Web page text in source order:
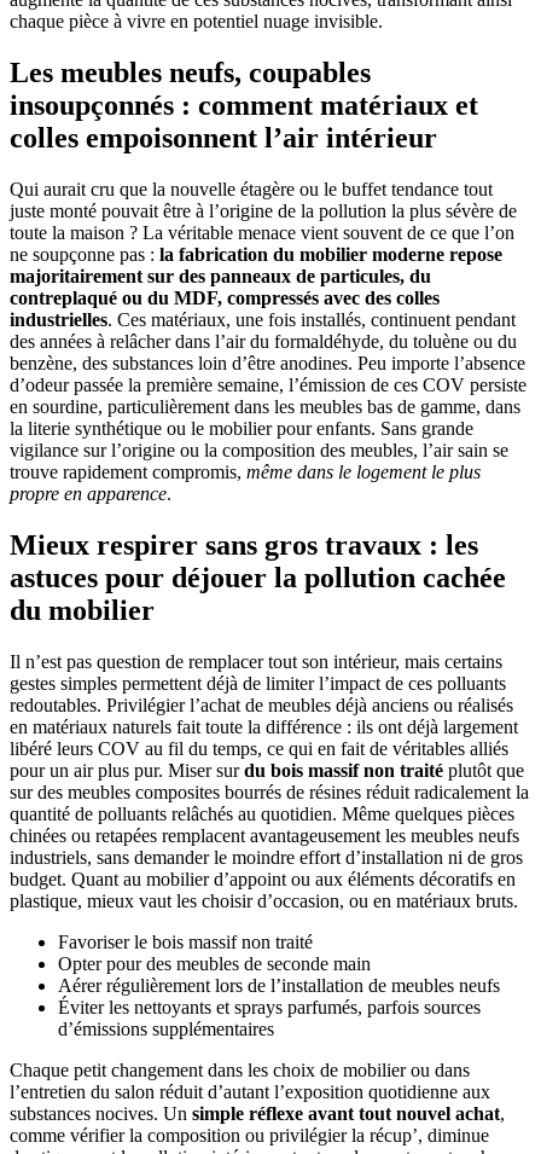
chaque pièce à vivre en potentiel nuage invisible.
Les meubles neufs, coupables
insoupçonnés : comment matériaux et
colles empoisonnent l’air intérieur
Qui aurait cru que la nouvelle étagère ou le buffet tendance tout
juste monté pouvait être à l’origine de la pollution la plus sévère de
toute la maison ? La véritable menace vient souvent de ce que l’on
ne soupçonne pas : la fabrication du mobilier moderne repose
majoritairement sur des panneaux de particules, du
contreplaqué ou du MDF, compressés avec des colles
industrielles. Ces matériaux, une fois installés, continuent pendant
des années à relâcher dans l’air du formaldéhyde, du toluène ou du
benzène, des substances loin d’être anodines. Peu importe l’absence
d’odeur passée la première semaine, l’émission de ces COV persiste
en sourdine, particulièrement dans les meubles bas de gamme, dans
la literie synthétique ou le mobilier pour enfants. Sans grande
vigilance sur l’origine ou la composition des meubles, l’air sain se
trouve rapidement compromis, même dans le logement le plus
propre en apparence.
Mieux respirer sans gros travaux : les
astuces pour déjouer la pollution cachée
du mobilier
Il n’est pas question de remplacer tout son intérieur, mais certains
gestes simples permettent déjà de limiter l’impact de ces polluants
redoutables. Privilégier l’achat de meubles déjà anciens ou réalisés
en matériaux naturels fait toute la différence : ils ont déjà largement
libéré leurs COV au fil du temps, ce qui en fait de véritables alliés
pour un air plus pur. Miser surdu bois massif non traité plutôt que
sur des meubles composites bourrés de résines réduit radicalement la
quantité de polluants relâchés au quotidien. Même quelques pièces
chinées ou retapées remplacent avantageusement les meubles neufs
industriels, sans demander le moindre effort d’installation ni de gros
budget. Quant au mobilier d’appoint ou aux éléments décoratifs en
plastique, mieux vaut les choisir d’occasion, ou en matériaux bruts.
Favoriser le bois massif non traité
Opter pour des meubles de seconde main
Aérer régulièrement lors de l’installation de meubles neufs
Éviter les nettoyants et sprays parfumés, parfois sources
d’émissions supplémentaires
Chaque petit changement dans les choix de mobilier ou dans
l’entretien du salon réduit d’autant l’exposition quotidienne aux
substances nocives. Un simple réflexe avant tout nouvel achat,
comme vérifier la composition ou privilégier la récup’, diminue